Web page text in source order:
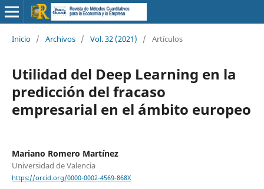
Inicio / Archivos / Vol. 32 (2021) / Artículos
Utilidad del Deep Learning en la
predicción del fracaso
empresarial en el ámbito europeo
Mariano Romero Martínez
Universidad de Valencia
https://orcid.org/0000-0002-4569-868X